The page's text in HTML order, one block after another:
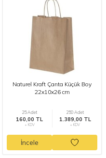
Naturel Kraft Çanta Küçük Boy
22x10x26 cm
25 Adet
160,00 TL
+ KDV
250 Adet
1.389,00 TL
+ KDV
İncele